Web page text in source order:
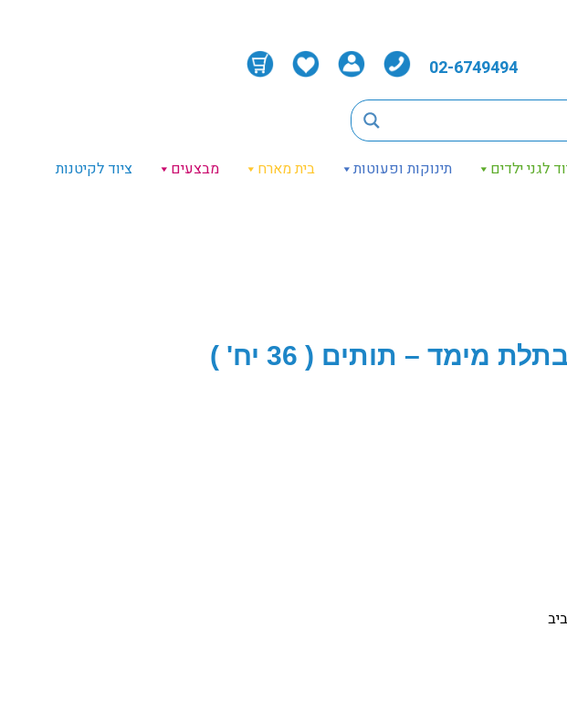
02-6749494
לגני ילדים תינוקות ופעוטות בית מארח מבצעים
ציוד לקיטנות
מימד – תותים ( 36 יח' )